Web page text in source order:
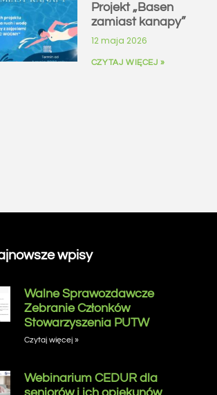
Projekt „Basen
zamiast kanapy”
12 maja 2026
CZYTAJ WIĘCEJ »
wpisy
Walne Sprawozdawcze
Zebranie Członków
Stowarzyszenia PUTW
Czytaj więcej »
Webinarium CEDUR dla